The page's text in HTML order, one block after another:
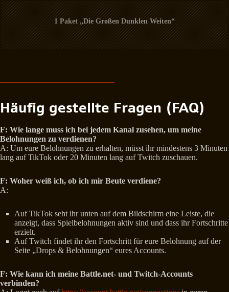
1 Paket „Die Großen Dunklen Weiten“
Häufig gestellte Fragen (FAQ)
F: Wie lange muss ich bei jedem Kanal zusehen, um meine
Belohnungen zu verdienen?
A: Um eure Belohnungen zu erhalten, müsst ihr mindestens 3 Minuten
lang auf TikTok oder 20 Minuten lang auf Twitch zuschauen.
F: Woher weiß ich, ob ich mir Beute verdiene?
A:
Auf TikTok seht ihr unten auf dem Bildschirm eine Leiste, die
anzeigt, dass Spielbelohnungen aktiv sind und dass ihr Fortschritte
erzielt.
Auf Twitch findet ihr den Fortschritt für eure Belohnung auf der
Seite „Drops & Belohnungen“ eures Accounts.
F: Wie kann ich meine Battle.net- und Twitch-Accounts
verbinden?